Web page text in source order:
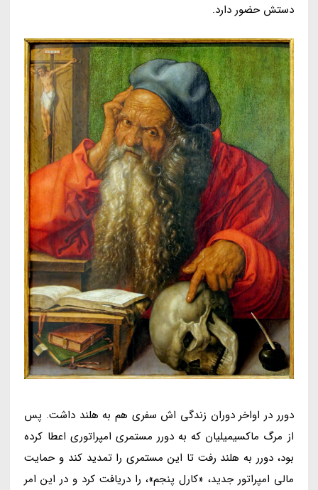
دستش حضور دارد.
دورر در اواخر دوران زندگی اش سفری هم به هلند داشت. پس
از مرگ ماکسیمیلیان که به دورر مستمری امپراتوری اعطا کرده
بود، دورر به هلند رفت تا این مستمری را تمدید کند و حمایت
مالی امپراتور جدید، «کارل پنجم»، را دریافت کرد و در این امر